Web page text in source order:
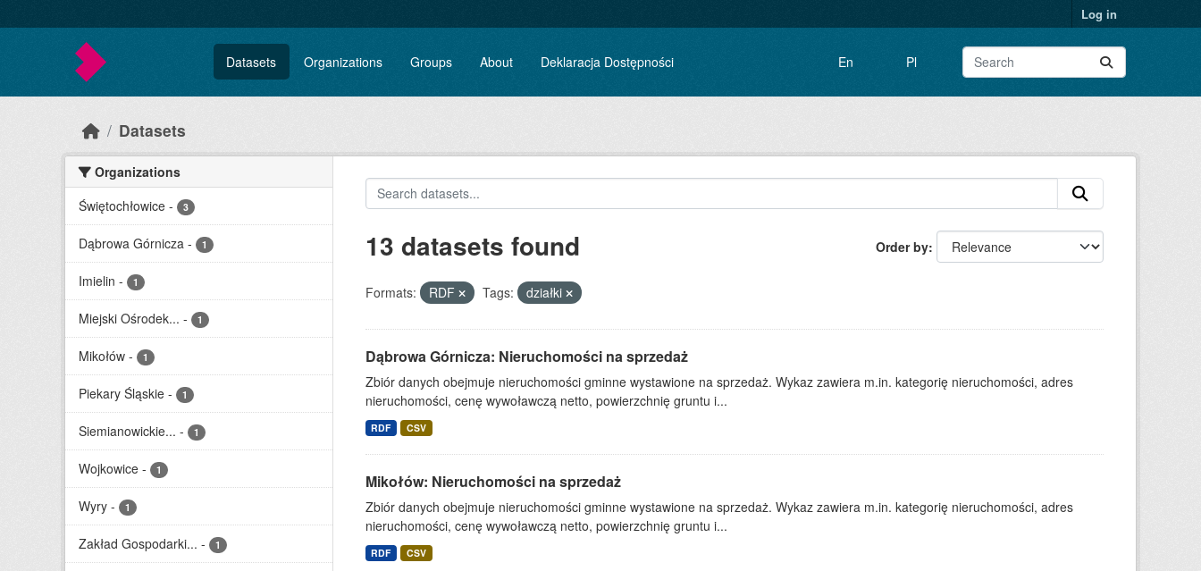
Log in
Datasets Organizations Groups About Deklaracja Dostępności En Pl
Datasets
Organizations
Świętochłowice - 3
Dąbrowa Górnicza - 1
Imielin - 1
Miejski Ośrodek... - 1
Mikołów - 1
Piekary Śląskie - 1
Siemianowickie... - 1
Wojkowice - 1
Wyry - 1
Zakład Gospodarki... - 1
Order by
13 datasets found
Formats: RDF Tags: działki
Dąbrowa Górnicza: Nieruchomości na sprzedaż
Zbiór danych obejmuje nieruchomości gminne wystawione na sprzedaż. Wykaz zawiera m.in. kategorię nieruchomości, adres
nieruchomości, cenę wywoławczą netto, powierzchnię gruntu i...
RDF CSV
Mikołów: Nieruchomości na sprzedaż
Zbiór danych obejmuje nieruchomości gminne wystawione na sprzedaż. Wykaz zawiera m.in. kategorię nieruchomości, adres
nieruchomości, cenę wywoławczą netto, powierzchnię gruntu i...
RDF CSV